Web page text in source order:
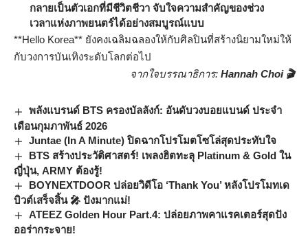
กลายเป็นตัวเอกที่มีชีวิตชีวา จับใจความสำคัญของช่วง
เวลาแห่งภาพยนตร์ได้อย่างสมบูรณ์แบบ
**Hello Korea** ยังคงเฉลิมฉลองให้กับศิลปินที่สร้างนิยามใหม่ให้
กับวงการบันเทิงระดับโลกต่อไป
จากใจบรรณาธิการ: Hannah Choi 🎬
พลังแบรนด์ BTS ครองบัลลังก์: อันดับวงบอยแบนด์ ประจำ
เดือนกุมภาพันธ์ 2026
Juntae (In A Minute) ปิดฉากโปรโมตโซโล่สุดประทับใจ
BTS สร้างประวัติศาสตร์! เพลงฮิตทะลุ Platinum & Gold ใน
ญี่ปุ่น, ARMY ต้องรู้!
BOYNEXTDOOR ปล่อยวิดีโอ ‘Thank You’ หลังโปรโมทเด
บิวต์เสร็จสิ้น 🎤 ปังมากแม่!
ATEEZ Golden Hour Part.4: ปล่อยภาพคาแรคเตอร์สุดปัง
ออร่ากระจาย!